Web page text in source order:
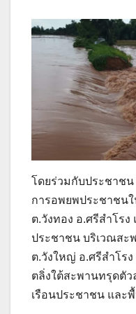
โดยร่วมกับประชาช
การอพยพประชาชน
ต.วังทอง อ.ศรีสำโร
ประชาชน บริเวณส
ต.วังใหญ่ อ.ศรีสำโร
ตลิ่งใต้สะพานทรุดตั
เรือนประชาชน และ